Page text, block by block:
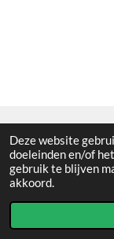
Deze website
doeleinden en/of
gebruik te blijven
akkoord.
Algemene
© 2021 - RC en